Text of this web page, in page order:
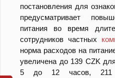
постановления для
предусматривает
питания во время
сотрудников частных
норма расходов на
увеличена до 139 CZK
5 до 12 часов, 211